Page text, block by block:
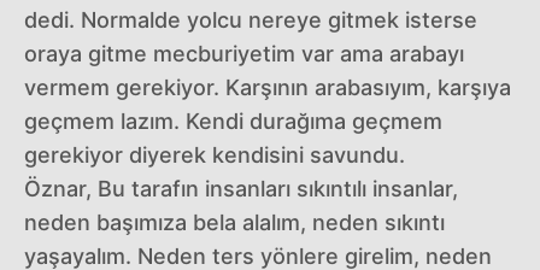
dedi. Normalde yolcu nereye gitmek isterse
oraya gitme mecburiyetim var ama arabayı
vermem gerekiyor. Karşının arabasıyım, karşıya
geçmem lazım. Kendi durağıma geçmem
gerekiyor diyerek kendisini savundu.
Öznar, Bu tarafın insanları sıkıntılı insanlar,
neden başımıza bela alalım, neden sıkıntı
yaşayalım. Neden ters yönlere girelim, neden